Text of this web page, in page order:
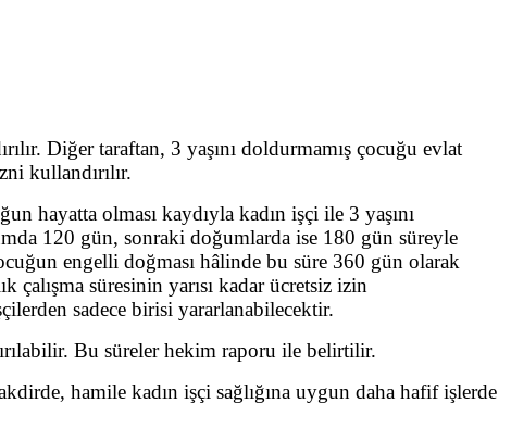
Diğer taraftan, 3 yaşını doldurmamış çocuğu evlat
kullandırılır.
hayatta olması kaydıyla kadın işçi ile 3 yaşını
120 gün, sonraki doğumlarda ise 180 gün süreyle
engelli doğması hâlinde bu süre 360 gün olarak
süresinin yarısı kadar ücretsiz izin
sadece birisi yararlanabilecektir.
Bu süreler hekim raporu ile belirtilir.
hamile kadın işçi sağlığına uygun daha hafif işlerde